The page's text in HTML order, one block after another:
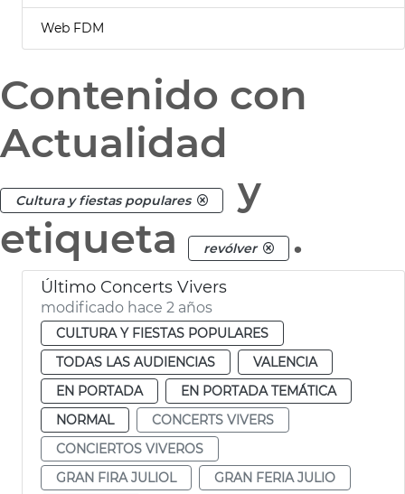
Web FDM
Contenido con
Actualidad
Cultura y fiestas populares
y
etiqueta
revólver .
Último Concerts Vivers
modificado hace 2 años
CULTURA Y FIESTAS POPULARES
TODAS LAS AUDIENCIAS
VALENCIA
EN PORTADA
EN PORTADA TEMÁTICA
NORMAL
CONCERTS VIVERS
CONCIERTOS VIVEROS
GRAN FIRA JULIOL
GRAN FERIA JULIO